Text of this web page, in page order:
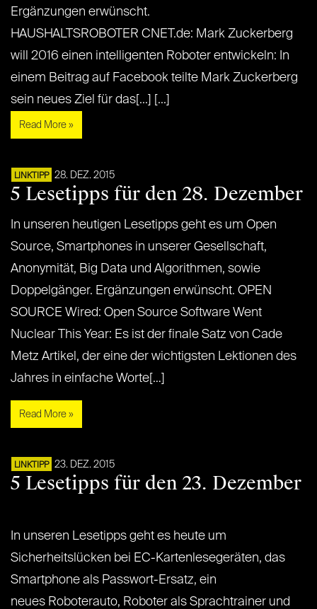
Ergänzungen erwünscht.
HAUSHALTSROBOTER CNET.de: Mark Zuckerberg
will 2016 einen intelligenten Roboter entwickeln: In
einem Beitrag auf Facebook teilte Mark Zuckerberg
sein neues Ziel für das[...] [...]
Read More »
LINKTIPP 28. DEZ. 2015
5 Lesetipps für den 28. Dezember
In unseren heutigen Lesetipps geht es um Open
Source, Smartphones in unserer Gesellschaft,
Anonymität, Big Data und Algorithmen, sowie
Doppelgänger. Ergänzungen erwünscht. OPEN
SOURCE Wired: Open Source Software Went
Nuclear This Year: Es ist der finale Satz von Cade
Metz Artikel, der eine der wichtigsten Lektionen des
Jahres in einfache Worte[…]
Read More »
LINKTIPP 23. DEZ. 2015
5 Lesetipps für den 23. Dezember
In unseren Lesetipps geht es heute um
Sicherheitslücken bei EC-Kartenlesegeräten, das
Smartphone als Passwort-Ersatz, ein
neues Roboterauto, Roboter als Sprachtrainer und